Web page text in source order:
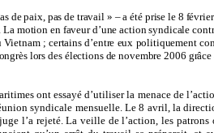
de paix, pas de travail » – a été prise le 8
motion en faveur d’une action syndicale
; certains d’entre eux politiquement
lors des élections de novembre 2006
ont essayé d’utiliser la menace de
syndicale mensuelle. Le 8 avril, la
l’a rejeté. La veille de l’action, les